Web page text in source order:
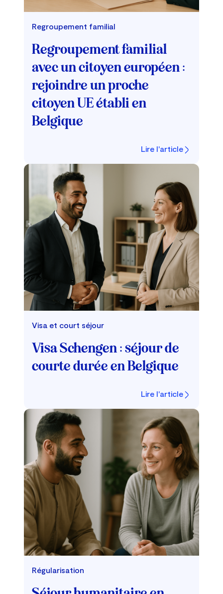
Regroupement familial
Regroupement familial
avec un citoyen européen :
rejoindre un proche
citoyen UE établi en
Belgique
Lire l'article
Visa et court séjour
Visa Schengen : séjour de
courte durée en Belgique
Lire l'article
Régularisation